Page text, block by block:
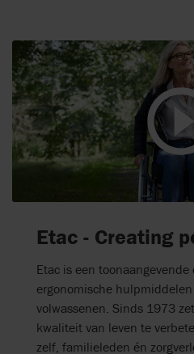
Etac - Creating
Etac is een
ergonomische
volwassenen. Sinds 1973
kwaliteit van leven te
zelf, familieleden én